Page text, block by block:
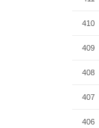
410
409
408
407
406